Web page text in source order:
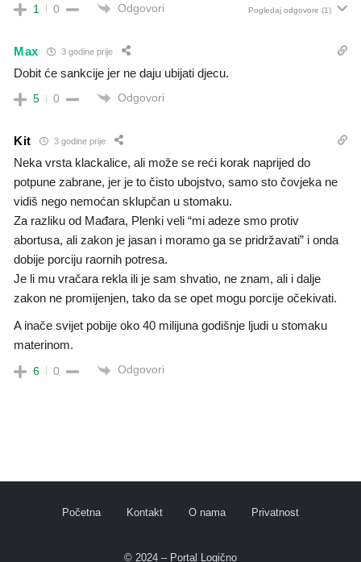
1 0 Odgovori Pogledaj odgovore (1)
Max 3 godine prije
Dobit će sankcije jer ne daju ubijati djecu.
5 0 Odgovori
Kit 3 godine prije
Neka vrsta klackalice, ali može se reći korak naprijed do
potpune zabrane, jer je to čisto ubojstvo, samo sto čovjeka ne
vidiš nego nemoćan sklupčan u stomaku.
Za razliku od Mađara, Plenki veli “mi adeze smo protiv
abortusa, ali zakon je jasan i moramo ga se pridržavati” i onda
dobije porciju raornih potresa.
Je li mu vračara rekla ili je sam shvatio, ne znam, ali i dalje
zakon ne promijenjen, tako da se opet mogu porcije očekivati.
A inače svijet pobije oko 40 milijuna godišnje ljudi u stomaku
materinom.
6 0 Odgovori
Početna Kontakt O nama Privatnost
© 2024 – Portal Logično